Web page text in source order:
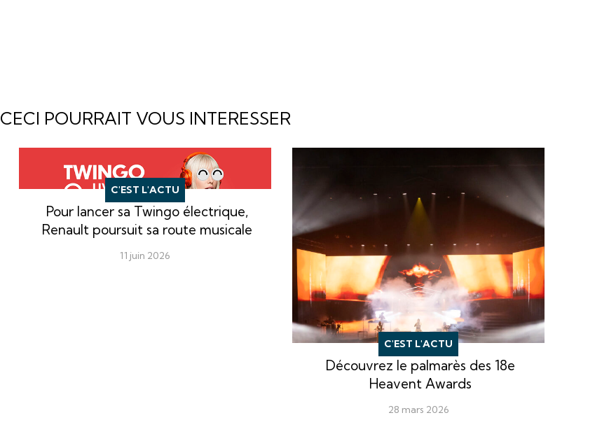
CECI POURRAIT VOUS INTERESSER
C'EST L'ACTU
Pour lancer sa Twingo électrique,
Renault poursuit sa route musicale
11 juin 2026
C'EST L'ACTU
Découvrez le palmarès des 18e
Heavent Awards
28 mars 2026